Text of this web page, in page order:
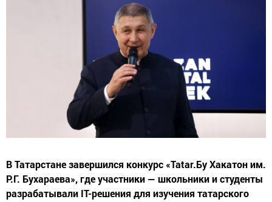
В Татарстане завершился конкурс «Tatar.Бу Хакатон им.
Р.Г. Бухараева», где участники — школьники и студенты
разрабатывали IT-решения для изучения татарского